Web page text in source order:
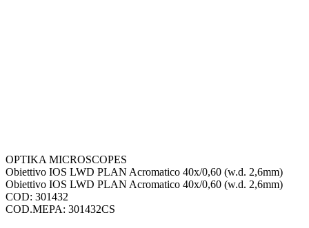
OPTIKA MICROSCOPES
Obiettivo IOS LWD PLAN Acromatico 40x/0,60 (w.d. 2,6mm)
Obiettivo IOS LWD PLAN Acromatico 40x/0,60 (w.d. 2,6mm)
COD: 301432
COD.MEPA: 301432CS